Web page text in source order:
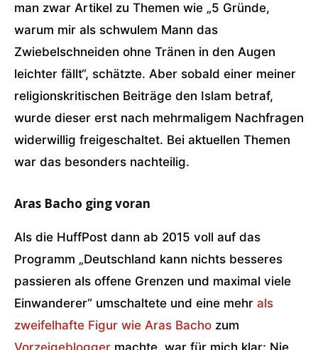
man zwar Artikel zu Themen wie „5 Gründe,
warum mir als schwulem Mann das
Zwiebelschneiden ohne Tränen in den Augen
leichter fällt“, schätzte. Aber sobald einer meiner
religionskritischen Beiträge den Islam betraf,
wurde dieser erst nach mehrmaligem Nachfragen
widerwillig freigeschaltet. Bei aktuellen Themen
war das besonders nachteilig.
Aras Bacho ging voran
Als die HuffPost dann ab 2015 voll auf das
Programm „Deutschland kann nichts besseres
passieren als offene Grenzen und maximal viele
Einwanderer“ umschaltete und eine mehr als
zweifelhafte Figur wie Aras Bacho zum
Vorzeigeblogger machte, war für mich klar: Nie